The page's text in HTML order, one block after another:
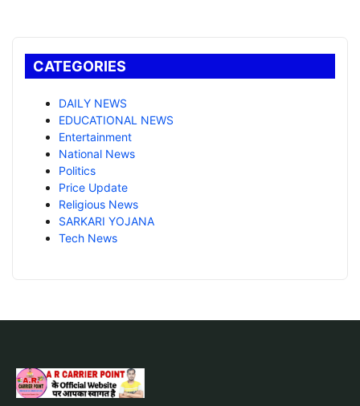
CATEGORIES
DAILY NEWS
EDUCATIONAL NEWS
Entertainment
National News
Politics
Price Update
Religious News
SARKARI YOJANA
Tech News